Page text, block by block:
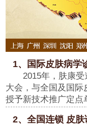
1、国际皮肤病学
2015年，肤康
大会，与全国及国际
授予新技术推广定点
2、全国连锁 皮